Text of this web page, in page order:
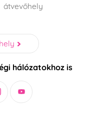
átvevőhely
hálózatokhoz is